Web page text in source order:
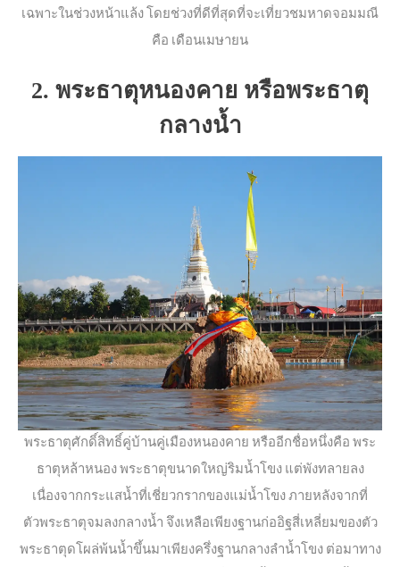
เฉพาะในช่วงหน้าแล้ง โดยช่วงที่ดีที่สุดที่จะเที่ยวชมหาดจอมมณี
คือ เดือนเมษายน
2. พระธาตุหนองคาย หรือพระธาตุ
กลางน้ำ
พระธาตุศักดิ์สิทธิ์คู่บ้านคู่เมืองหนองคาย หรืออีกชื่อหนึ่งคือ พระ
ธาตุหล้าหนอง พระธาตุขนาดใหญ่ริมน้ำโขง แต่พังทลายลง
เนื่องจากกระแสน้ำที่เชี่ยวกรากของแม่น้ำโขง ภายหลังจากที่
ตัวพระธาตุจมลงกลางน้ำ จึงเหลือเพียงฐานก่ออิฐสี่เหลี่ยมของตัว
พระธาตุดโผล่พ้นน้ำขึ้นมาเพียงครึ่งฐานกลางลำน้ำโขง ต่อมาทาง